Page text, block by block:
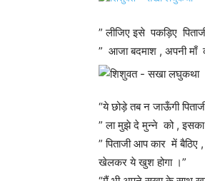
” लीजिए इसे पकड़िए
” आजा बदमाश , अपनी माँ
“ये छोड़े तब न जाऊँगी
” ला मुझे दे मुन्ने को ,
” पिताजी आप कार में
खेलकर ये खुश होगा ।”